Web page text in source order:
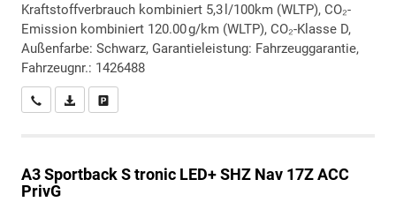
Kraftstoffverbrauch kombiniert 5,3 l/100km (WLTP), CO₂-
Emission kombiniert 120.00 g/km (WLTP), CO₂-Klasse D,
Außenfarbe: Schwarz, Garantieleistung: Fahrzeuggarantie,
Fahrzeugnr.: 1426488
Wir rufen Sie anPDF-Datei, Fahrzeugexposé drucken
A3 SportbackS tronic LED+ SHZ Nav 17Z ACC
PrivG